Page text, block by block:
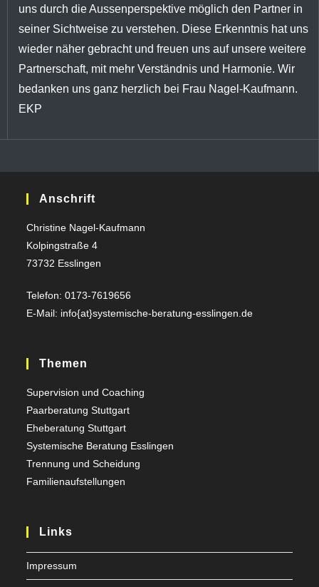
uns durch die Aussenperspektive möglich den Partner in
seiner Sichtweise zu verstehen. Diese Erkenntnis hat uns
wieder näher gebracht und freuen uns auf unsere weitere
Partnerschaft, mit mehr Verständnis und Harmonie. Wir
bedanken uns ganz herzlich bei Frau Nagel-Kaufmann.
EKP
Anschrift
Christine Nagel-Kaufmann
Kolpingstraße 4
73732 Esslingen
Telefon: 0173-7619656
E-Mail: info{at}systemische-beratung-esslingen.de
Themen
Supervision und Coaching
Paarberatung Stuttgart
Eheberatung Stuttgart
Systemische Beratung Esslingen
Trennung und Scheidung
Familienaufstellungen
Links
Impressum